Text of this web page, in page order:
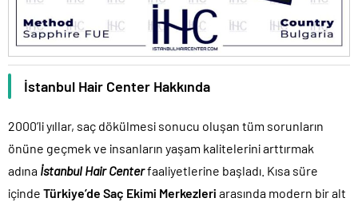
İstanbul Hair Center Hakkında
2000’li yıllar, saç dökülmesi sonucu oluşan tüm sorunların
önüne geçmek ve insanların yaşam kalitelerini arttırmak
adına İstanbul Hair Centerfaaliyetlerine başladı. Kısa süre
içinde Türkiye’de Saç Ekimi Merkezleri arasında modern bir alt